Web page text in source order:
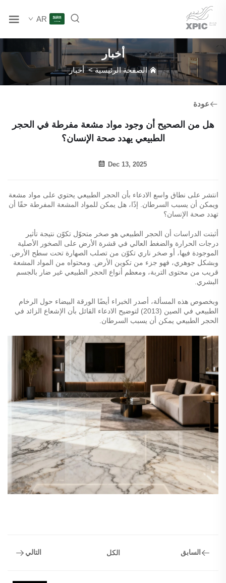
AR
أخبار
الصفحة الرئيسية>أخبار
عودة
هل من الصحيح أن وجود مواد مشعة مفرطة في الحجر
الطبيعي يهدد صحة الإنسان؟
Dec 13, 2025
انتشر على نطاق واسع الادعاء بأن الحجر الطبيعي يحتوي على مواد مشعة
ويمكن أن يسبب السرطان. إذًا، هل يمكن للمواد المشعة المفرطة حقًا أن
تهدد صحة الإنسان؟
أثبتت الدراسات أن الحجر الطبيعي هو صخر متحوّل تكوّن نتيجة تأثير
درجات الحرارة والضغط العالي في قشرة الأرض على الصخور الأصلية
الموجودة فيها، أو صخر ناري تكوّن من تصلب الصهارة تحت سطح الأرض.
وبشكل جوهري، فهو جزء من تكوين الأرض. ومحتواه من المواد المشعة
قريب من محتوى التربة، ومعظم أنواع الحجر الطبيعي غير ضار بالجسم
البشري.
وبخصوص هذه المسألة، أصدر الخبراء أيضًا الورقة البيضاء حول الرخام
الطبيعي في الصين (2013) لتوضيح الادعاء القائل بأن الإشعاع الزائد في
الحجر الطبيعي يمكن أن يسبب السرطان.
السابق الكل التالي